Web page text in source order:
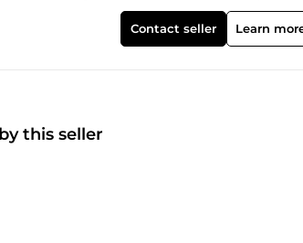
avec Emails 100% Valides provenant
✅ Editus (Luxembourg) ✅ Yellow Pages (USA)
Sur-Mesure : ✅ LinkedIn Vérification de vos
d'inscription personnalisables ✅ Données
✅ Carte de chaleur pour visualiser où vos
même pays d’hébergement que celui de
Contact seller Learn
this seller